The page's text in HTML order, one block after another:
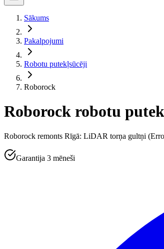
Sākums
Pakalpojumi
Robotu putekļsūcēji
Roborock
Roborock robotu
Roborock remonts Rīgā: LiDAR torņa gultņi
Garantija 3 mēneši